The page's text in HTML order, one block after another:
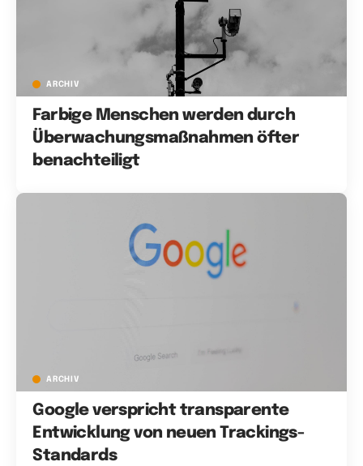
ARCHIV
Farbige Menschen werden durch
Überwachungsmaßnahmen öfter
benachteiligt
ARCHIV
Google verspricht transparente
Entwicklung von neuen Trackings-
Standards